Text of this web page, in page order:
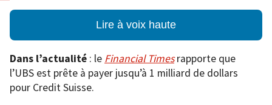
Lire à voix haute
Dans l’actualité : le Financial Timesrapporte que
l’UBS est prête à payer jusqu’à 1 milliard de dollars
pour Credit Suisse.